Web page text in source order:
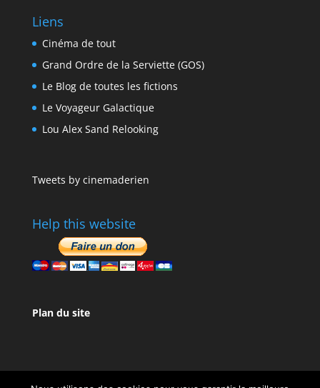
Liens
Cinéma de tout
Grand Ordre de la Serviette (GOS)
Le Blog de toutes les fictions
Le Voyageur Galactique
Lou Alex Sand Relooking
Tweets by cinemaderien
Help this website
Plan du site